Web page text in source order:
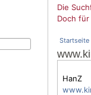
Die
Doch
Startseite
HanZ